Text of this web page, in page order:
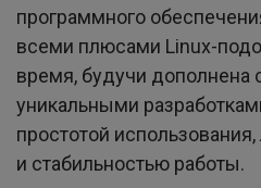
программного
всеми плюсами Linux-
время, будучи дополнена
уникальными
простотой
и стабильностью работы.